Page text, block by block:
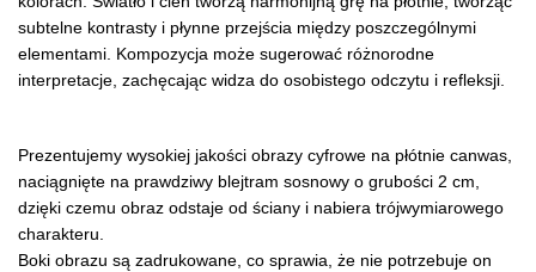
subtelne kontrasty i płynne przejścia między poszczególnymi
elementami. Kompozycja może sugerować różnorodne
interpretacje, zachęcając widza do osobistego odczytu i refleksji.
Prezentujemy wysokiej jakości obrazy cyfrowe na płótnie canwas,
naciągnięte na prawdziwy blejtram sosnowy o grubości 2 cm,
dzięki czemu obraz odstaje od ściany i nabiera trójwymiarowego
charakteru.
Boki obrazu są zadrukowane, co sprawia, że nie potrzebuje on